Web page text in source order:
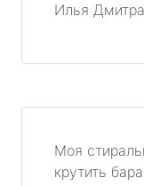
Илья
Моя
крутить